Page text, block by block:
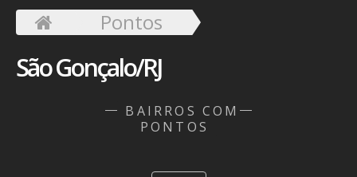
PONTOS
CONTATO
ORÇAMENTO
Pontos
São Gonçalo/RJ
BAIRROS COM
PONTOS